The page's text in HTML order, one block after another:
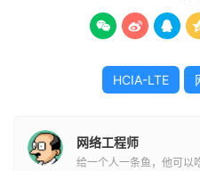
  
HCIA-LTE
网络工程师
给一个人一条鱼，他可以